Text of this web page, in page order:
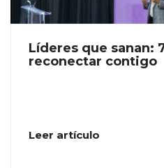
Líderes que sanan:
reconectar contigo
Leer artículo